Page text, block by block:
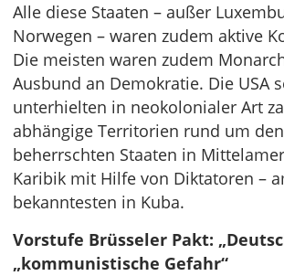
Alle diese Staaten – außer
Norwegen – waren zudem aktive
Die meisten waren zudem
Ausbund an Demokratie. Die USA
unterhielten in neokolonialer Art
abhängige Territorien rund um
beherrschten Staaten in
Karibik mit Hilfe von Diktatoren –
bekanntesten in Kuba.
Vorstufe Brüsseler Pakt:
„kommunistische Gefahr“